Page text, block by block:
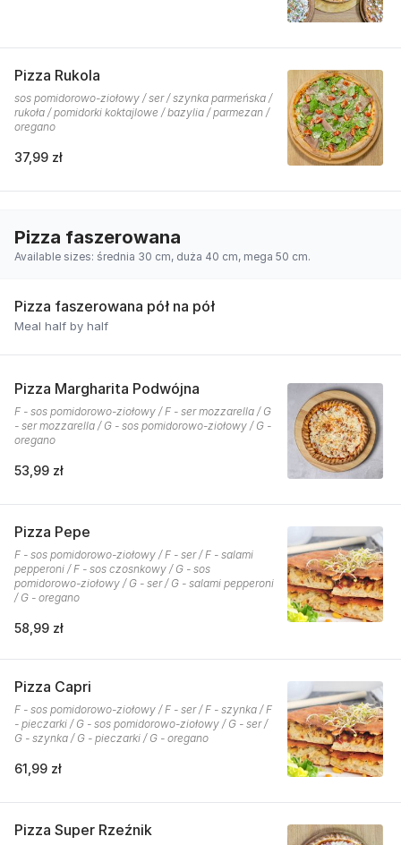
Pizza Rukola
sos pomidorowo-ziołowy / ser / szynka parmeńska /
rukoła / pomidorki koktajlowe / bazylia / parmezan /
oregano
37,99 zł
Pizza faszerowana
Available sizes: średnia 30 cm, duża 40 cm, mega 50 cm.
Pizza faszerowana pół na pół
Meal half by half
Pizza Margharita Podwójna
F - sos pomidorowo-ziołowy / F - ser mozzarella / G
- ser mozzarella / G - sos pomidorowo-ziołowy / G -
oregano
53,99 zł
Pizza Pepe
F - sos pomidorowo-ziołowy / F - ser / F - salami
pepperoni / F - sos czosnkowy / G - sos
pomidorowo-ziołowy / G - ser / G - salami pepperoni
/ G - oregano
58,99 zł
Pizza Capri
F - sos pomidorowo-ziołowy / F - ser / F - szynka / F
- pieczarki / G - sos pomidorowo-ziołowy / G - ser /
G - szynka / G - pieczarki / G - oregano
61,99 zł
Pizza Super Rzeźnik